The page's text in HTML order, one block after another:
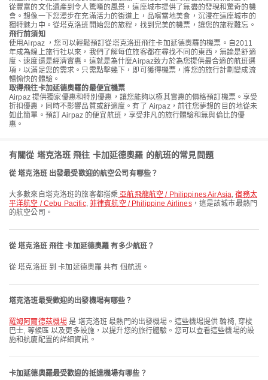
從豐富的文化遺產到令人驚嘆的風景，這座城市提供了無盡的發現和驚奇的機
會。想像一下您漫步在充滿活力的街道上，品嚐當地美食，沉浸在這座城市的
獨特魅力中。從塔克洛班開始您的旅程，找到完美的機票，讓您的旅程難忘。
飛行前須知
使用Airpaz ，您可以輕鬆預訂從塔克洛班飛往卡加延德奧羅的機票。自2011
年成為線上旅行社以來，我們了解每位旅客都在尋找不同的東西，無論是舒適
度、速度還是經濟實惠。這就是為什麼Airpaz致力於為您提供最合適的航班選
項，以滿足您的需求。只需點擊幾下，即可獲得機票，將您的旅行計劃變成流
暢愉快的體驗。
取得飛往卡加延德奧羅的最便宜機票
Airpaz 提供獨家優惠和特別優惠，讓您能夠以極其實惠的價格預訂機票。享受
折扣優惠，同時不影響品質或舒適度。有了 Airpaz，前往您夢想的目的地從未
如此簡單。預訂 Airpaz 的便宜航班，享受非凡的旅行體驗和無與倫比的優
惠。
有關從 塔克洛班 飛往 卡加延德奧羅 的航班的常見問題
從 塔克洛班 出發最受歡迎的航空公司有哪些？
大多數來自塔克洛班的旅客都搭乘 亞航飛龍航空 / Philippines AirAsia,宿務太
平洋航空 / Cebu Pacific, 菲律賓航空 / Philippine Airlines，這是該城市最熱門
的航空公司。
從 塔克洛班 飛往 卡加延德奧羅 有多少航班？
從 塔克洛班 到 卡加延德奧羅 共有 個航班。
塔克洛班最受歡迎的出發機場有哪些？
羅姆阿爾德茲機場 是 塔克洛班 最熱門的出發機場。這些機場提供 輪椅, 穿梭
巴士, 等候區 以及更多設施，以提升您的旅行體驗。您可以查看這些機場的設
施和航廈配置的詳細資訊。
卡加延德奧羅最受歡迎的抵達機場有哪些？